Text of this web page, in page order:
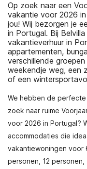
Op zoek naar een
vakantie voor 2026
jou! Wij bezorgen je
in Portugal. Bij
vakantieverhuur in
appartementen,
verschillende
weekendje weg, een
of een
We hebben de
zoek naar ruime
voor 2026 in Portugal?
accommodaties die
vakantiewoningen voor
personen, 12